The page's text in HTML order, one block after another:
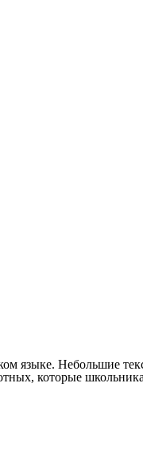
языке. Небольшие
которые